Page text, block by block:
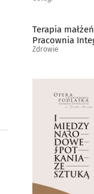
Terapia
Pracownia
Zdrowie